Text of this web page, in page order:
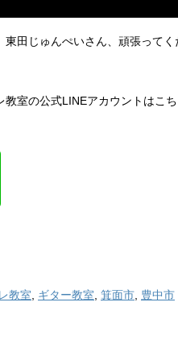
田じゅんぺいさん、頑張ってく
室の公式LINEアカウントはこち
教室 ギター教室 箕面市 豊中市